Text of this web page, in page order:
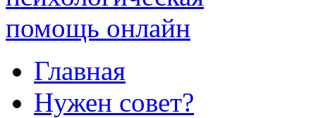
Главная
Нужен совет?